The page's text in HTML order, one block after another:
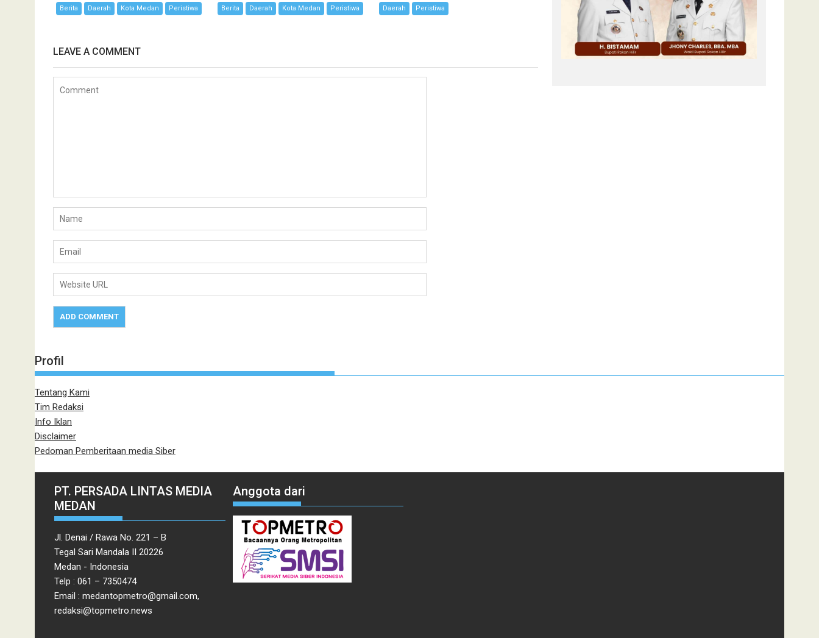
Berita Daerah Kota Medan Peristiwa Berita Daerah Kota Medan Peristiwa Daerah Peristiwa
LEAVE A COMMENT
Profil
Tentang Kami
Tim Redaksi
Info Iklan
Disclaimer
Pedoman Pemberitaan media Siber
PT. PERSADA LINTAS MEDIA
MEDAN
Jl. Denai / Rawa No. 221 – B
Tegal Sari Mandala II 20226
Medan - Indonesia
Telp : 061 – 7350474
Email : medantopmetro@gmail.com,
redaksi@topmetro.news
Anggota dari